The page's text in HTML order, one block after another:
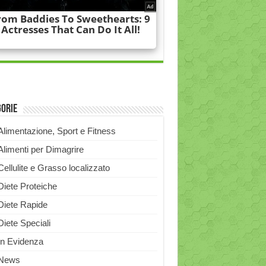
Sport e Fitness
per Dimagrire
e Grasso localizzato
Proteiche
Rapide
Speciali
Evidenza